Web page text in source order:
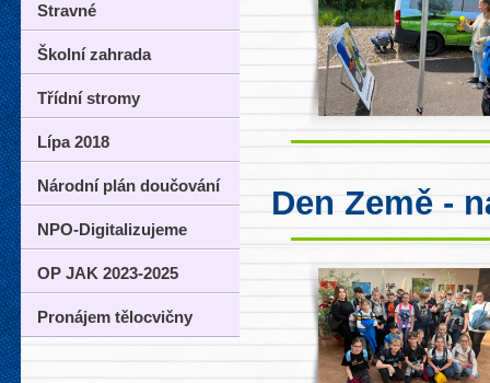
Stravné
Školní zahrada
Třídní stromy
Lípa 2018
Národní plán doučování
NPO-Digitalizujeme
OP JAK 2023-2025
Pronájem tělocvičny
Den Země -